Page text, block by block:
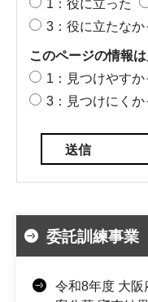
1：役に立った
3：役に立たなか
このページの情報
1：見つけやすか
3：見つけにくか
委託訓練事業
令和8年度 大阪